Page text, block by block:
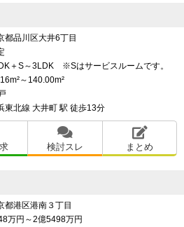
都品川区大井6丁目
＋S～3LDK ※Sはサービスルームです。
～140.00m²
東北線 大井町 駅 徒歩13分
検討スレ まとめ
都港区港南３丁目
万円～2億5498万円